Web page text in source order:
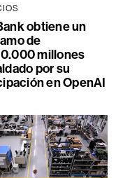
obtiene un
de
millones
por su
en OpenAI